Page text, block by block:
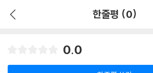
한줄평 (0)
0.0